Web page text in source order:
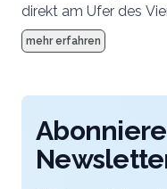
direkt am Ufer des
uns, Ihren
mehr erfahren